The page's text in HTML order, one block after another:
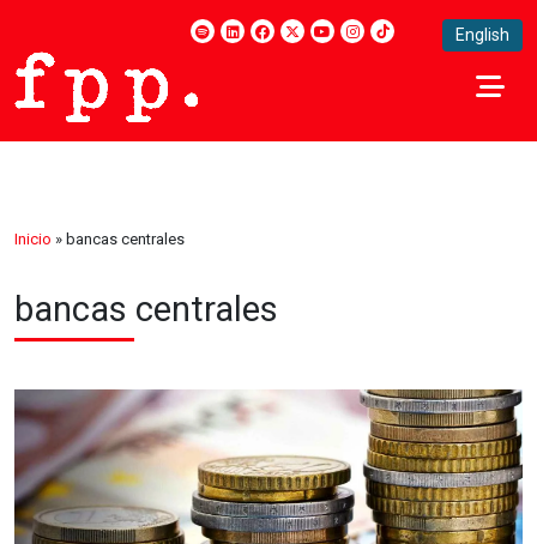
English
Inicio » bancas centrales
bancas centrales